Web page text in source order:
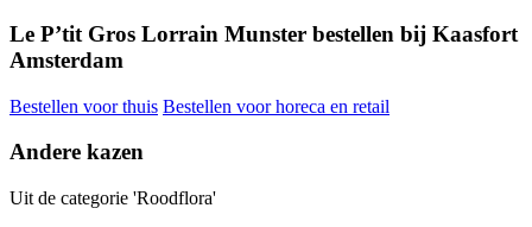
Le P’tit Gros Lorrain Munster bestellen bij Kaasfort
Amsterdam
Bestellen voor thuis Bestellen voor horeca en retail
Andere kazen
Uit de categorie 'Roodflora'